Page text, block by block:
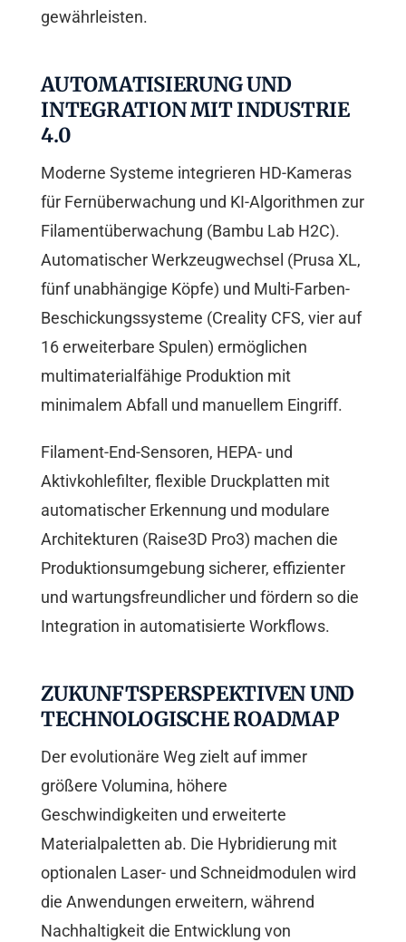
gewährleisten.
AUTOMATISIERUNG UND
INTEGRATION MIT INDUSTRIE
4.0
Moderne Systeme integrieren HD-Kameras
für Fernüberwachung und KI-Algorithmen zur
Filamentüberwachung (Bambu Lab H2C).
Automatischer Werkzeugwechsel (Prusa XL,
fünf unabhängige Köpfe) und Multi-Farben-
Beschickungssysteme (Creality CFS, vier auf
16 erweiterbare Spulen) ermöglichen
multimaterialfähige Produktion mit
minimalem Abfall und manuellem Eingriff.
Filament-End-Sensoren, HEPA- und
Aktivkohlefilter, flexible Druckplatten mit
automatischer Erkennung und modulare
Architekturen (Raise3D Pro3) machen die
Produktionsumgebung sicherer, effizienter
und wartungsfreundlicher und fördern so die
Integration in automatisierte Workflows.
ZUKUNFTSPERSPEKTIVEN UND
TECHNOLOGISCHE ROADMAP
Der evolutionäre Weg zielt auf immer
größere Volumina, höhere
Geschwindigkeiten und erweiterte
Materialpaletten ab. Die Hybridierung mit
optionalen Laser- und Schneidmodulen wird
die Anwendungen erweitern, während
Nachhaltigkeit die Entwicklung von